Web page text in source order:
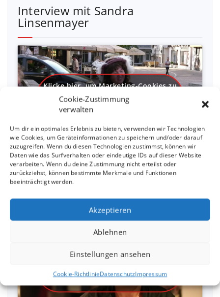
Cookie-Zustimmung
verwalten
Um dir ein optimales Erlebnis zu bieten, verwenden wir Technologien
wie Cookies, um Geräteinformationen zu speichern und/oder darauf
zuzugreifen. Wenn du diesen Technologien zustimmst, können wir
Daten wie das Surfverhalten oder eindeutige IDs auf dieser Website
verarbeiten. Wenn du deine Zustimmung nicht erteilst oder
zurückziehst, können bestimmte Merkmale und Funktionen
beeinträchtigt werden.
Akzeptieren
Ablehnen
Einstellungen ansehen
Cookie-RichtlinieDatenschutzImpressum
Interview mit Sandra
Linsenmayer
Klicke hier, um Marketing-Cookies zu
akzeptieren und diesen Inhalt zu
aktivieren
SaHaRa Imagevideo
Klicke hier, um Marketing-Cookies zu
akzeptieren und diesen Inhalt zu